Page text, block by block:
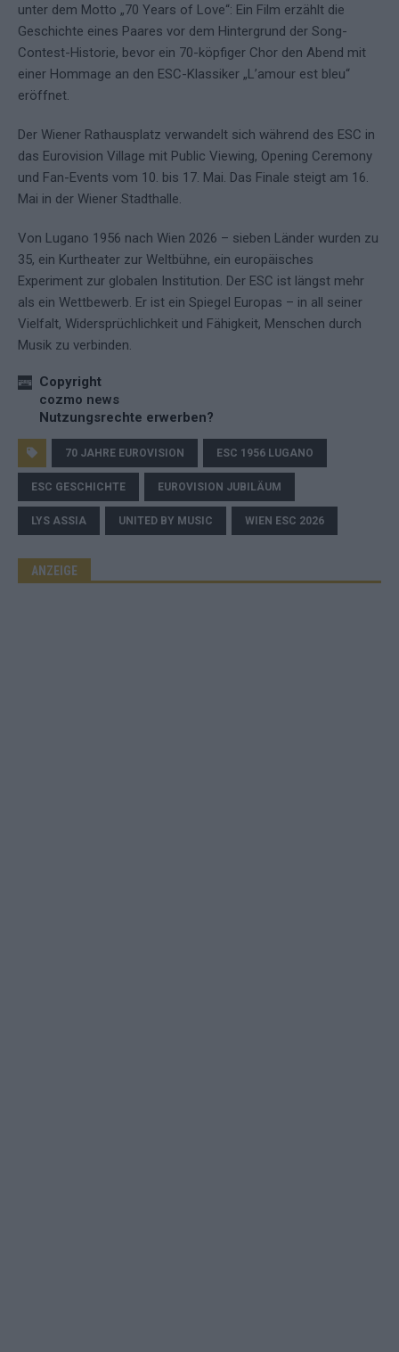
unter dem Motto „70 Years of Love“: Ein Film erzählt die
Geschichte eines Paares vor dem Hintergrund der Song-
Contest-Historie, bevor ein 70-köpfiger Chor den Abend mit
einer Hommage an den ESC-Klassiker „L’amour est bleu“
eröffnet.
Der Wiener Rathausplatz verwandelt sich während des ESC in
das Eurovision Village mit Public Viewing, Opening Ceremony
und Fan-Events vom 10. bis 17. Mai. Das Finale steigt am 16.
Mai in der Wiener Stadthalle.
Von Lugano 1956 nach Wien 2026 – sieben Länder wurden zu
35, ein Kurtheater zur Weltbühne, ein europäisches
Experiment zur globalen Institution. Der ESC ist längst mehr
als ein Wettbewerb. Er ist ein Spiegel Europas – in all seiner
Vielfalt, Widersprüchlichkeit und Fähigkeit, Menschen durch
Musik zu verbinden.
Copyright
cozmo news
Nutzungsrechte erwerben?
70 JAHRE EUROVISION ESC 1956 LUGANO
ESC GESCHICHTE EUROVISION JUBILÄUM
LYS ASSIA UNITED BY MUSIC WIEN ESC 2026
ANZEIGE